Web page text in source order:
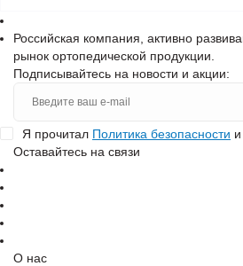
Российская компания, активно
рынок ортопедической продукции.
Подписывайтесь на новости и акции:
Я прочитал Политика безопасности
Оставайтесь на связи
О нас